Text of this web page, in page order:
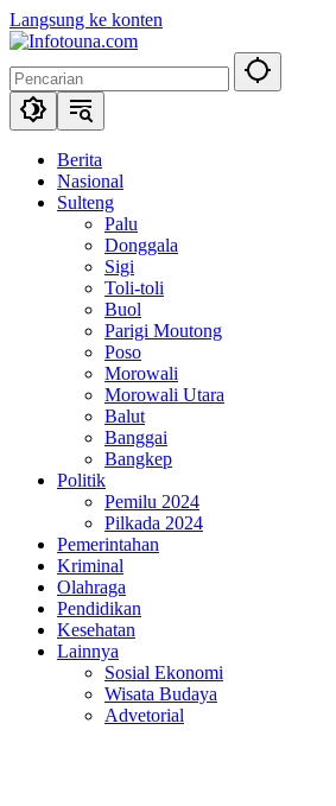
Langsung ke konten
Berita
Nasional
Sulteng
Palu
Donggala
Sigi
Toli-toli
Buol
Parigi Moutong
Poso
Morowali
Morowali Utara
Balut
Banggai
Bangkep
Politik
Pemilu 2024
Pilkada 2024
Pemerintahan
Kriminal
Olahraga
Pendidikan
Kesehatan
Lainnya
Sosial Ekonomi
Wisata Budaya
Advetorial